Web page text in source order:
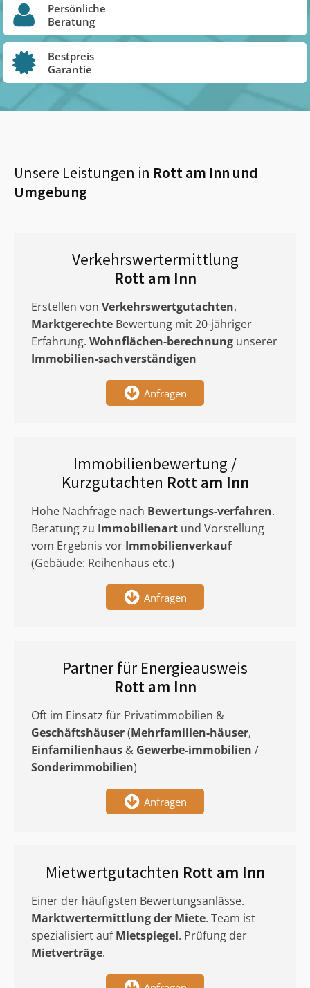
Persönliche
Beratung
Bestpreis
Garantie
Unsere Leistungen in Rott am Inn und
Umgebung
Verkehrswertermittlung
Rott am Inn
Erstellen von Verkehrswertgutachten,
Marktgerechte Bewertung mit 20-jähriger
Erfahrung. Wohnflächen-berechnung unserer
Immobilien-sachverständigen
Anfragen
Immobilienbewertung /
Kurzgutachten Rott am Inn
Hohe Nachfrage nach Bewertungs-verfahren.
Beratung zu Immobilienart und Vorstellung
vom Ergebnis vor Immobilienverkauf
(Gebäude: Reihenhaus etc.)
Anfragen
Partner für Energieausweis
Rott am Inn
Oft im Einsatz für Privatimmobilien &
Geschäftshäuser(Mehrfamilien-häuser,
Einfamilienhaus & Gewerbe-immobilien /
Sonderimmobilien)
Anfragen
Mietwertgutachten Rott am Inn
Einer der häufigsten Bewertungsanlässe.
Marktwertermittlungder Miete. Team ist
spezialisiert aufMietspiegel. Prüfung der
Mietverträge.